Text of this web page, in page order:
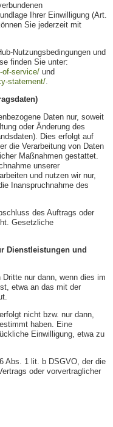
Ihrer Einwilligung (Art.
Sie jederzeit mit
Nutzungsbedingungen und
finden Sie unter:
of-service/ und
statement/.
Daten nur, soweit
oder Änderung des
Dies erfolgt auf
die Verarbeitung von Daten
Maßnahmen gestattet.
unserer
und nutzen wir nur,
Inanspruchnahme des
des Auftrags oder
Gesetzliche
Dienstleistungen und
nur dann, wenn dies im
etwa an das mit der
nicht bzw. nur dann,
haben. Eine
Einwilligung, etwa zu
Abs. 1 lit. b DSGVO, der die
oder vorvertraglicher